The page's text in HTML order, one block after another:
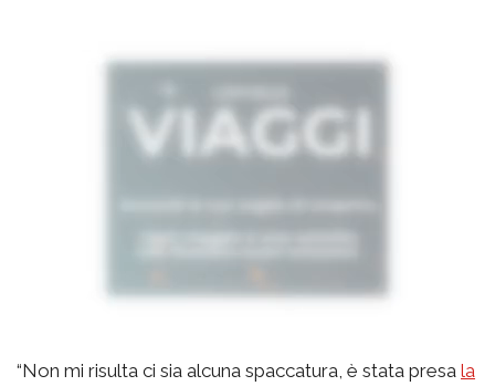
“Non mi risulta ci sia alcuna spaccatura, è stata presa la